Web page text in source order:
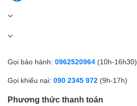
Gọi bảo hành: 0962520964 (10h-16h30)
Gọi khiếu nại: 090 2345 972 (9h-17h)
Phương thức thanh toán